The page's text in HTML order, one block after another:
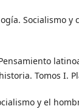
Socialismo
Tomos I.
y el